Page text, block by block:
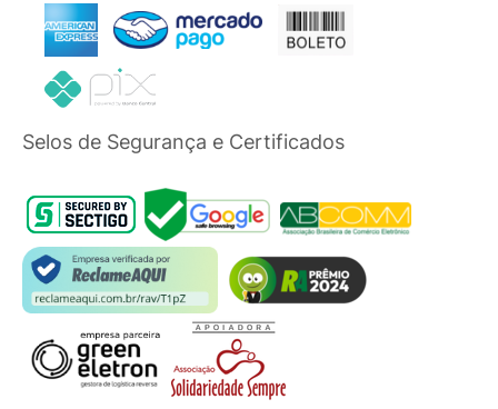
Selos de Segurança e Certificados